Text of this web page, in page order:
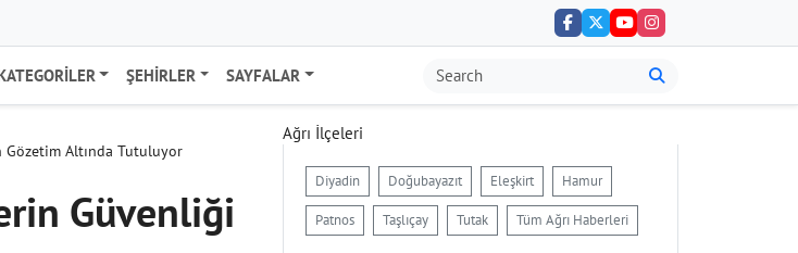
ŞEHIRLER SAYFALAR
Altında Tutuluyor
Güvenliği
Ağrı İlçeleri
Diyadin Doğubayazıt Eleşkirt Hamur
Patnos Taşlıçay Tutak Tüm Ağrı Haberleri